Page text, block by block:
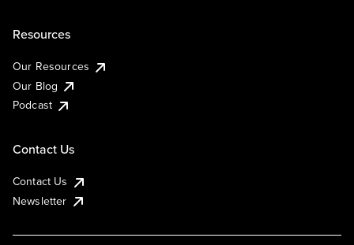
Resources
Our Resources
Our Blog
Podcast
Contact Us
Contact Us
Newsletter